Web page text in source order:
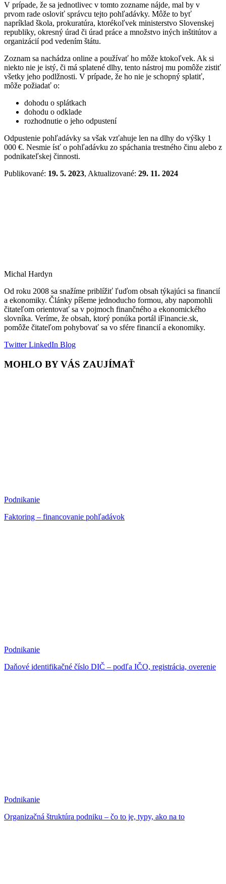
V prípade, že sa jednotlivec v tomto zozname nájde, mal by v
prvom rade osloviť správcu tejto pohľadávky. Môže to byť
napríklad škola, prokuratúra, ktorékoľvek ministerstvo Slovenskej
republiky, okresný úrad či úrad práce a množstvo iných inštitútov a
organizácií pod vedením štátu.
Zoznam sa nachádza online a používať ho môže ktokoľvek. Ak si
niekto nie je istý, či má splatené dlhy, tento nástroj mu pomôže zistiť
všetky jeho podlžnosti. V prípade, že ho nie je schopný splatiť,
môže požiadať o:
dohodu o splátkach
dohodu o odklade
rozhodnutie o jeho odpustení
Odpustenie pohľadávky sa však vzťahuje len na dlhy do výšky 1
000 €. Nesmie ísť o pohľadávku zo spáchania trestného činu alebo z
podnikateľskej činnosti.
Publikované: 19. 5. 2023, Aktualizované: 29. 11. 2024
Michal Hardyn
Od roku 2008 sa snažíme priblížiť ľuďom obsah týkajúci sa financií
a ekonomiky. Články píšeme jednoducho formou, aby napomohli
čitateľom orientovať sa v pojmoch finančného a ekonomického
slovníka. Veríme, že obsah, ktorý ponúka portál iFinancie.sk,
pomôže čitateľom pohybovať sa vo sfére financií a ekonomiky.
TwitterLinkedIn Blog
MOHLO BY VÁS ZAUJÍMAŤ
Podnikanie
Faktoring – financovanie pohľadávok
Podnikanie
Daňové identifikačné číslo DIČ – podľa IČO, registrácia, overenie
Podnikanie
Organizačná štruktúra podniku – čo to je, typy, ako na to